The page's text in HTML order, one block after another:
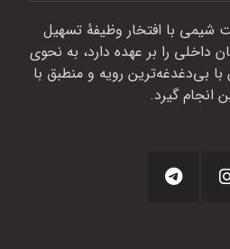
شیمی با افتخار وظیفهٔ تسهیل
داخلی را بر عهده دارد، به نحوی
بی‌دغدغه‌ترین رویه و منطبق با
انجام گیرد.